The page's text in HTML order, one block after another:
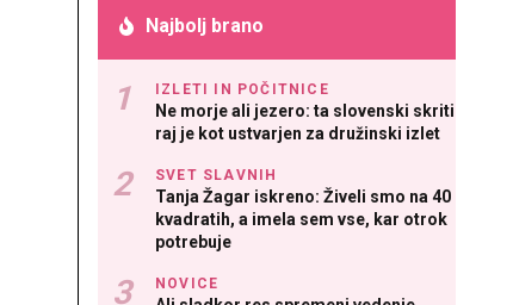
Najbolj brano
IZLETI IN POČITNICE
Ne morje ali jezero: ta slovenski skriti
raj je kot ustvarjen za družinski izlet
SVET SLAVNIH
Tanja Žagar iskreno: Živeli smo na 40
kvadratih, a imela sem vse, kar otrok
potrebuje
NOVICE